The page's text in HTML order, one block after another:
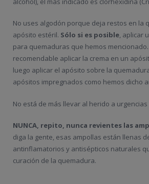
No uses algodón porque deja restos en la
apósito estéril. Sólo si es posible, aplicar
para quemaduras que hemos mencionado.
recomendable aplicar la crema en un
luego aplicar el apósito sobre la
apósitos impregnados como hemos dicho
No está de más llevar al herido a
NUNCA, repito, nunca revientes las
diga la gente, esas ampollas están llenas
antinflamatorios y antisépticos naturales
curación de la quemadura.